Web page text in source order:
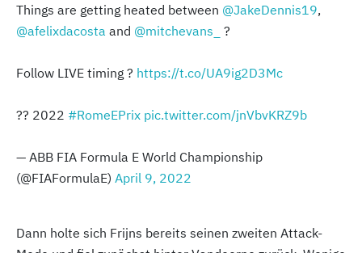
Things are getting heated between @JakeDennis19,
@afelixdacosta and @mitchevans_ ?
Follow LIVE timing ? https://t.co/UA9ig2D3Mc
?? 2022 #RomeEPrix pic.twitter.com/jnVbvKRZ9b
— ABB FIA Formula E World Championship
(@FIAFormulaE) April 9, 2022
Dann holte sich Frijns bereits seinen zweiten Attack-